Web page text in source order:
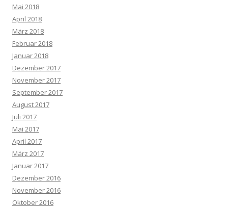
Mai 2018
April 2018
März 2018
Februar 2018
Januar 2018
Dezember 2017
November 2017
September 2017
August 2017
Juli 2017
Mai 2017
April 2017
März 2017
Januar 2017
Dezember 2016
November 2016
Oktober 2016